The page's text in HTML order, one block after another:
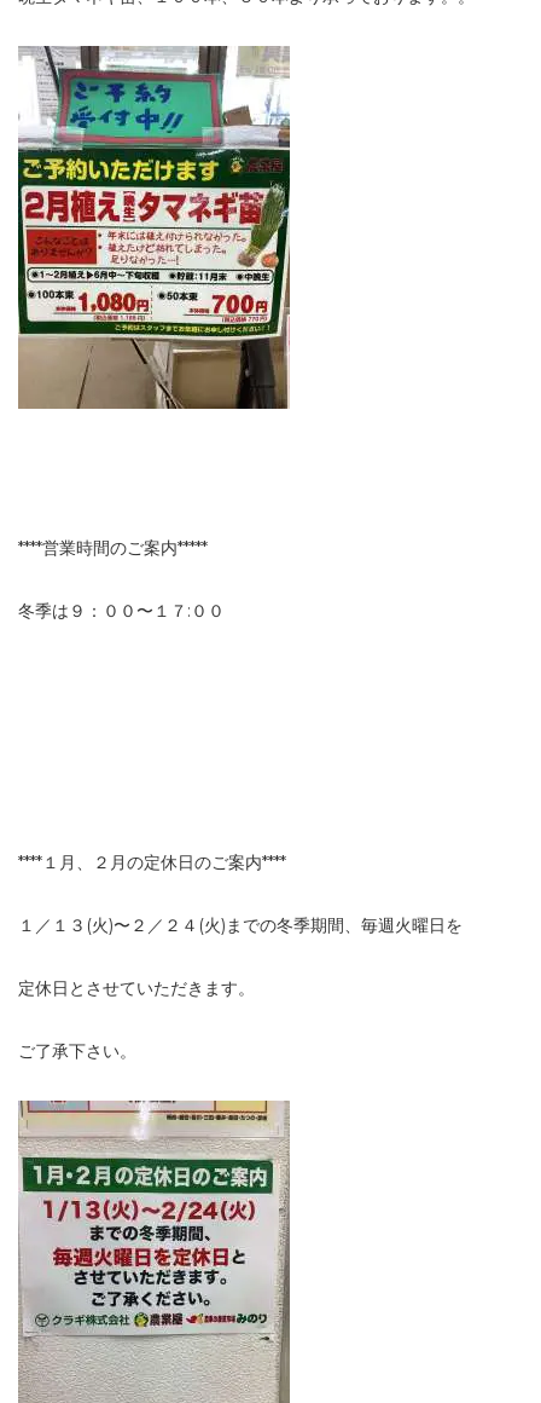
****営業時間のご案内*****
冬季は９：００〜１７:００
****１月、２月の定休日のご案内****
１／１３(火)〜２／２４(火)までの冬季期間、毎週火曜日を
定休日とさせていただきます。
ご了承下さい。